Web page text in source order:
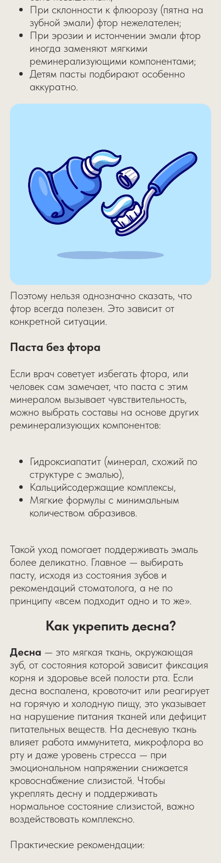
При склонности к флюорозу (пятна на
зубной эмали) фтор нежелателен;
При эрозии и истончении эмали фтор
иногда заменяют мягкими
реминерализующими компонентами;
Детям пасты подбирают особенно
аккуратно.
Поэтому нельзя однозначно сказать, что
фтор всегда полезен. Это зависит от
конкретной ситуации.
Паста без фтора
Если врач советует избегать фтора, или
человек сам замечает, что паста с этим
минералом вызывает чувствительность,
можно выбрать составы на основе других
реминерализующих компонентов:
Гидроксиапатит (минерал, схожий по
структуре с эмалью),
Кальцийсодержащие комплексы,
Мягкие формулы с минимальным
количеством абразивов.
Такой уход помогает поддерживать эмаль
более деликатно. Главное — выбирать
пасту, исходя из состояния зубов и
рекомендаций стоматолога, а не по
принципу «всем подходит одно и то же».
Как укрепить десна?
Десна — это мягкая ткань, окружающая
зуб, от состояния которой зависит фиксация
корня и здоровье всей полости рта. Если
десна воспалена, кровоточит или реагирует
на горячую и холодную пищу, это указывает
на нарушение питания тканей или дефицит
питательных веществ. На десневую ткань
влияет работа иммунитета, микрофлора во
рту и даже уровень стресса — при
эмоциональном напряжении снижается
кровоснабжение слизистой. Чтобы
укреплять десну и поддерживать
нормальное состояние слизистой, важно
воздействовать комплексно.
Практические рекомендации: